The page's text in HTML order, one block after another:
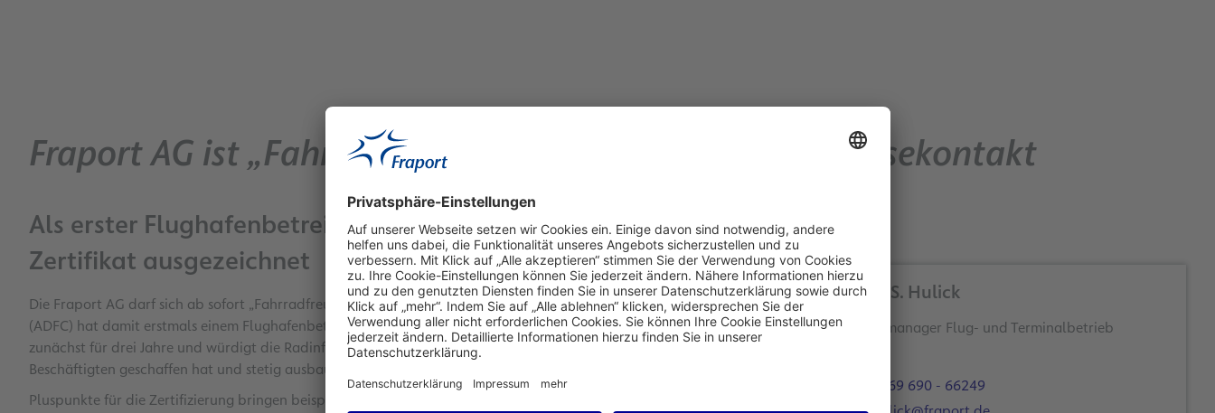
Fraport AG ist „Fahrradfreundlicher Arbeitgeber“
Als erster Flughafenbetreiber in Deutschland mit EU-weitem
Zertifikat ausgezeichnet
Die Fraport AG darf sich ab sofort „Fahrradfreundlicher Arbeitgeber“ nennen. Der Allgemeine Deutsche Fahrrad Club
(ADFC) hat damit erstmals einem Flughafenbetreiber das begehrte Zertifikat in Silber verliehen. Das Siegel gilt
zunächst für drei Jahre und würdigt die Radinfrastruktur, die das Unternehmen am Flughafen Frankfurt für seine
Beschäftigten geschaffen hat und stetig ausbaut.
Pluspunkte für die Zertifizierung bringen beispielsweise Umkleiden und Duschen für radelnde Mitarbeiterinnen und
Pressekontakt
Dieter S. Hulick
Themenmanager Flug- und Terminalbetrieb
+49 69 690 - 66249